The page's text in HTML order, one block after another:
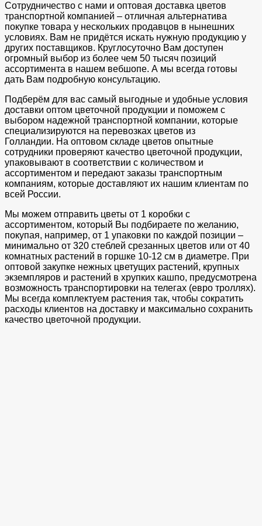
Сотрудничество с нами и оптовая доставка цветов
транспортной компанией – отличная альтернатива
покупке товара у нескольких продавцов в нынешних
условиях. Вам не придётся искать нужную продукцию у
других поставщиков. Круглосуточно Вам доступен
огромный выбор из более чем 50 тысяч позиций
ассортимента в нашем вебшопе. А мы всегда готовы
дать Вам подробную консультацию.
Подберём для вас самый выгодные и удобные условия
доставки оптом цветочной продукции и поможем с
выбором надежной транспортной компании, которые
специализируются на перевозках цветов из
Голландии. На оптовом складе цветов опытные
сотрудники проверяют качество цветочной продукции,
упаковывают в соответствии с количеством и
ассортиментом и передают заказы транспортным
компаниям, которые доставляют их нашим клиентам по
всей России.
Мы можем отправить цветы от 1 коробки с
ассортиментом, который Вы подбираете по желанию,
покупая, например, от 1 упаковки по каждой позиции –
минимально от 320 стеблей срезанных цветов или от 40
комнатных растений в горшке 10-12 см в диаметре. При
оптовой закупке нежных цветущих растений, крупных
экземпляров и растений в хрупких кашпо, предусмотрена
возможность транспортировки на телегах (евро троллях).
Мы всегда комплектуем растения так, чтобы сократить
расходы клиентов на доставку и максимально сохранить
качество цветочной продукции.